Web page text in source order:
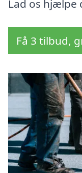
Lad os hjælpe
Få 3 tilbud,